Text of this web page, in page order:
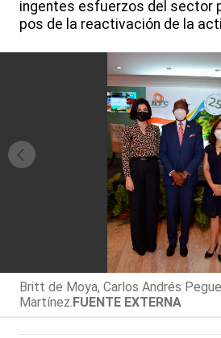
ingentes esfuerzos del sector
pos de la reactivación de la
Britt de Moya, Carlos Andrés
Martínez.FUENTE EXTERNA